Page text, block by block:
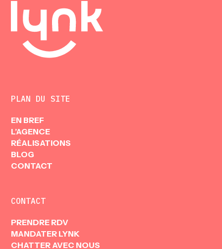
N
PLAN DU SITE
EN BREF
L’AGENCE
RÉALISATIONS
BLOG
CONTACT
CONTACT
PRENDRE RDV
MANDATER LYNK
CHATTER AVEC NOUS